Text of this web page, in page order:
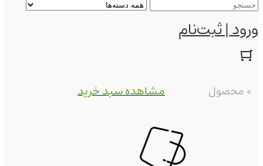
ورود | ثبت‌نام
0 محصول مشاهده سبد خرید